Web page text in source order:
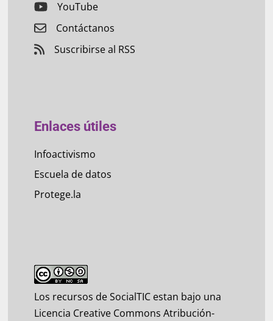
YouTube
Contáctanos
Suscribirse al RSS
Enlaces útiles
Infoactivismo
Escuela de datos
Protege.la
Los recursos de SocialTIC estan bajo una
Licencia Creative Commons Atribución-